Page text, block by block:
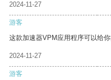
2024-11-27
游客
这款加速器VPM应用程序可以给
2024-11-27
游客